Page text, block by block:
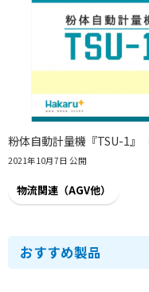
粉体自動計量機『TSU-1』
2021年10月7日 公開
物流関連（AGV他）
おすすめ製品